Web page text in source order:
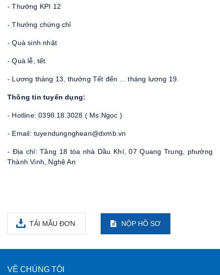
- Thưởng KPI 12
- Thưởng chứng chỉ
- Quà sinh nhật
- Quà lễ, tết
- Lương tháng 13, thưởng Tết đến ... tháng lương 19.
Thông tin tuyển dụng:
- Hotline: 0398.18.3028 ( Ms.Ngọc )
- Email: tuyendungnghean@dxmb.vn
- Địa chỉ: Tầng 18 tòa nhà Dầu Khí, 07 Quang Trung, phường
Thành Vinh, Nghệ An
TẢI MẪU ĐƠN NỘP HỒ SƠ
VỀ CHÚNG TÔI